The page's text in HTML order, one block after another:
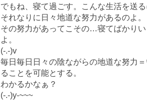
でもね、寝て過ごす。こんな生活を送
それなりに日々地道な努力があるのよ。
その努力があってこその…寝てばかり
よ。
(-.-)v
毎日毎日日々の陰ながらの地道な努力
ることを可能とする。
わかるかなぁ？
(-.-)y-~~~